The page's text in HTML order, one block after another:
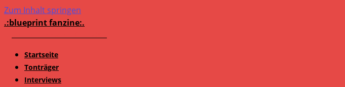
Zum Inhalt springen
.:blueprint fanzine:.
Startseite
Tonträger
Interviews